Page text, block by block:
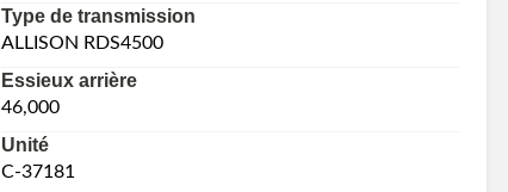
Type de transmission
ALLISON RDS4500
Essieux arrière
46,000
Unité
C-37181